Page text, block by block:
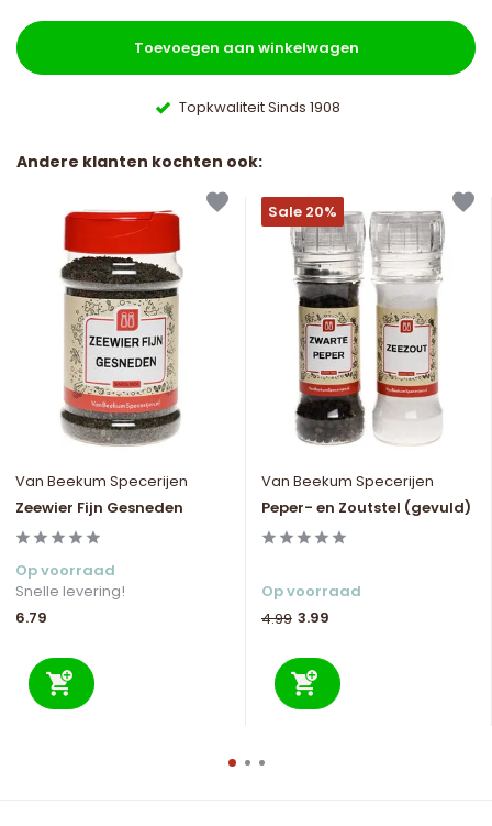
Toevoegen aan winkelwagen
Topkwaliteit Sinds 1908
Andere klanten kochten ook:
Van Beekum Specerijen
Zeewier Fijn Gesneden
Op voorraad
Snelle levering!
6.79
Sale 20%
Van Beekum Specerijen
Peper- en Zoutstel (gevuld)
Op voorraad
4.99 3.99